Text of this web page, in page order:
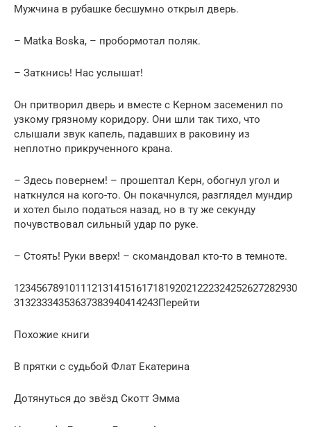
Мужчина в рубашке бесшумно открыл дверь.
– Matka Boska, – пробормотал поляк.
– Заткнись! Нас услышат!
Он притворил дверь и вместе с Керном засеменил по
узкому грязному коридору. Они шли так тихо, что
слышали звук капель, падавших в раковину из
неплотно прикрученного крана.
– Здесь повернем! – прошептал Керн, обогнул угол и
наткнулся на кого-то. Он покачнулся, разглядел мундир
и хотел было податься назад, но в ту же секунду
почувствовал сильный удар по руке.
– Стоять! Руки вверх! – скомандовал кто-то в темноте.
123456789101112131415161718192021222324252627282930
31323334353637383940414243Перейти
Похожие книги
В прятки с судьбой Флат Екатерина
Дотянуться до звёзд Скотт Эмма